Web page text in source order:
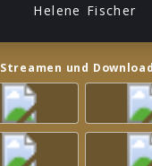
Helene Fischer
Streamen und